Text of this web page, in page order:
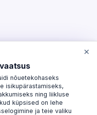
×
nõuetekohaseks
isikupärastamiseks,
ning liikluse
küpsised on lehe
ja teie valiku